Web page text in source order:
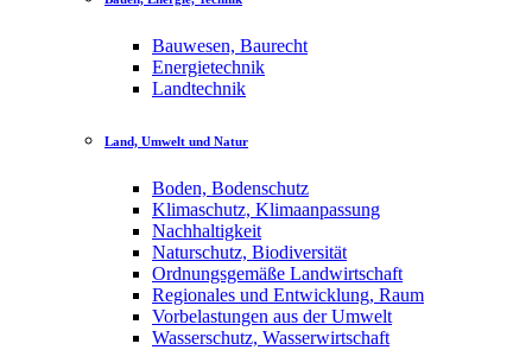
Bauwesen, Baurecht
Energietechnik
Landtechnik
Land, Umwelt und Natur
Boden, Bodenschutz
Klimaschutz, Klimaanpassung
Nachhaltigkeit
Naturschutz, Biodiversität
Ordnungsgemäße Landwirtschaft
Regionales und Entwicklung, Raum
Vorbelastungen aus der Umwelt
Wasserschutz, Wasserwirtschaft